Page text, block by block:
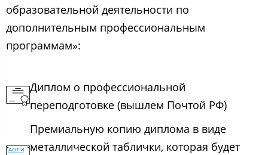
образовательной деятельности по
дополнительным профессиональным
программам»:
Диплом о профессиональной
переподготовке (вышлем Почтой РФ)
Премиальную копию диплома в виде
металлической таблички, которая будет